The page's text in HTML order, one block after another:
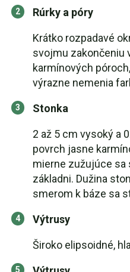
Rúrky a póry
Krátko rozpadavé
svojmu zakončeniu
karmínových
výrazne nemenia
Stonka
2 až 5 cm vysoký a
povrch jasne
mierne zužujúce
základni. Dužina
smerom k báze sa
Výtrusy
Široko elipsoidné,